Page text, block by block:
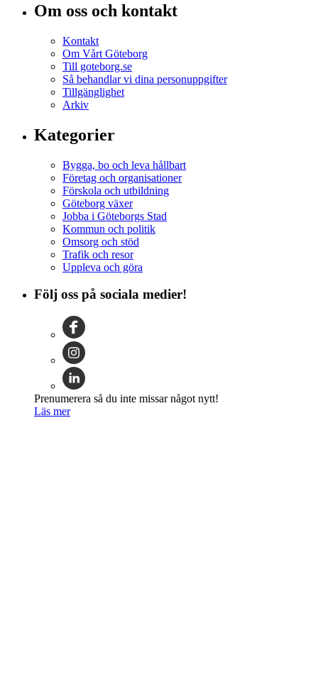
Om oss och kontakt
Kontakt
Om Vårt Göteborg
Till goteborg.se
Så behandlar vi dina personuppgifter
Tillgänglighet
Arkiv
Kategorier
Bygga, bo och leva hållbart
Företag och organisationer
Förskola och utbildning
Göteborg växer
Jobba i Göteborgs Stad
Kommun och politik
Omsorg och stöd
Trafik och resor
Uppleva och göra
Följ oss på sociala medier!
Prenumerera så du inte missar något nytt!
Läs mer